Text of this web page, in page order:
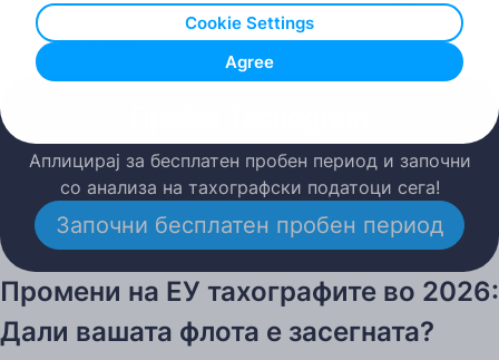
Cookie Settings
Agree
Објавено: 26.01.2026
Аплицирај за бесплатен пробен период и започни
со анализа на тахографски податоци сега!
Започни бесплатен пробен период
Промени на ЕУ тахографите во 2026:
Дали вашата флота е засегната?